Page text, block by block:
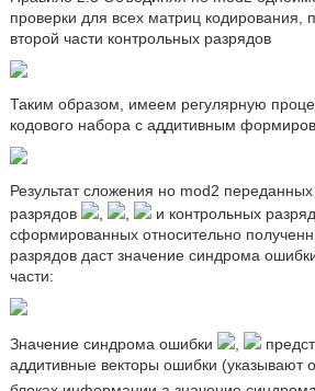
проверки для всех матриц кодирования,
второй части контрольных разрядов
Таким образом, имеем регулярную
кодового набора с аддитивным
Результат сложения но mod2
разрядов
, , и контрольных
сформированных относительно
разрядов даст значение синдрома
части:
Значение синдрома ошибки ,
аддитивные векторы ошибки (указывают